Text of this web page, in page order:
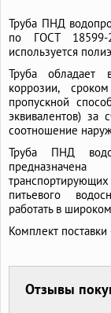
Труба ПНД
по ГОСТ 18599-
используется
Труба обладает
коррозии,
пропускной
эквивалентов) за
соотношение
Труба ПНД
питьевого
работать в
Комплект
Отзывы